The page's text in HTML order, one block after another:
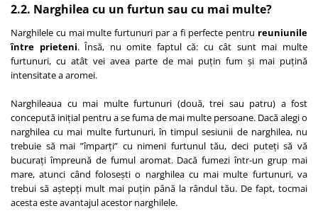
2.2. Narghilea cu un furtun sau cu mai multe?
Narghilele cu mai multe furtunuri par a fi perfecte pentru reuniunile
între prieteni. Însă, nu omite faptul că: cu cât sunt mai multe
furtunuri, cu atât vei avea parte de mai puțin fum și mai puțină
intensitate a aromei.
Narghileaua cu mai multe furtunuri (două, trei sau patru) a fost
concepută inițial pentru a se fuma de mai multe persoane. Dacă alegi o
narghilea cu mai multe furtunuri, în timpul sesiunii de narghilea, nu
trebuie să mai ”împarți” cu nimeni furtunul tău, deci puteți să vă
bucurați împreună de fumul aromat. Dacă fumezi într-un grup mai
mare, atunci când folosești o narghilea cu mai multe furtunuri, va
trebui să aștepți mult mai puțin până la rândul tău. De fapt, tocmai
acesta este avantajul acestor narghilele.